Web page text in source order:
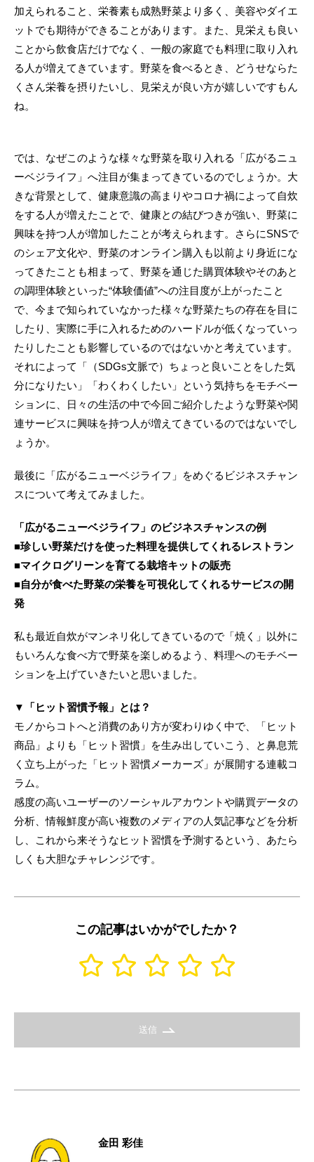
加えられること、栄養素も成熟野菜より多く、美容やダイエ
ットでも期待ができることがあります。また、見栄えも良い
ことから飲食店だけでなく、一般の家庭でも料理に取り入れ
る人が増えてきています。野菜を食べるとき、どうせならた
くさん栄養を摂りたいし、見栄えが良い方が嬉しいですもん
ね。
では、なぜこのような様々な野菜を取り入れる「広がるニュ
ーベジライフ」へ注目が集まってきているのでしょうか。大
きな背景として、健康意識の高まりやコロナ禍によって自炊
をする人が増えたことで、健康との結びつきが強い、野菜に
興味を持つ人が増加したことが考えられます。さらにSNSで
のシェア文化や、野菜のオンライン購入も以前より身近にな
ってきたことも相まって、野菜を通じた購買体験やそのあと
の調理体験といった“体験価値”への注目度が上がったこと
で、今まで知られていなかった様々な野菜たちの存在を目に
したり、実際に手に入れるためのハードルが低くなっていっ
たりしたことも影響しているのではないかと考えています。
それによって「（SDGs文脈で）ちょっと良いことをした気
分になりたい」「わくわくしたい」という気持ちをモチベー
ションに、日々の生活の中で今回ご紹介したような野菜や関
連サービスに興味を持つ人が増えてきているのではないでし
ょうか。
最後に「広がるニューベジライフ」をめぐるビジネスチャン
スについて考えてみました。
「広がるニューベジライフ」のビジネスチャンスの例
■珍しい野菜だけを使った料理を提供してくれるレストラン
■マイクログリーンを育てる栽培キットの販売
■自分が食べた野菜の栄養を可視化してくれるサービスの開
発
私も最近自炊がマンネリ化してきているので「焼く」以外に
もいろんな食べ方で野菜を楽しめるよう、料理へのモチベー
ションを上げていきたいと思いました。
▼「ヒット習慣予報」とは？
モノからコトへと消費のあり方が変わりゆく中で、「ヒット
商品」よりも「ヒット習慣」を生み出していこう、と鼻息荒
く立ち上がった「ヒット習慣メーカーズ」が展開する連載コ
ラム。
感度の高いユーザーのソーシャルアカウントや購買データの
分析、情報鮮度が高い複数のメディアの人気記事などを分析
し、これから来そうなヒット習慣を予測するという、あたら
しくも大胆なチャレンジです。
この記事はいかがでしたか？
送信
金田 彩佳